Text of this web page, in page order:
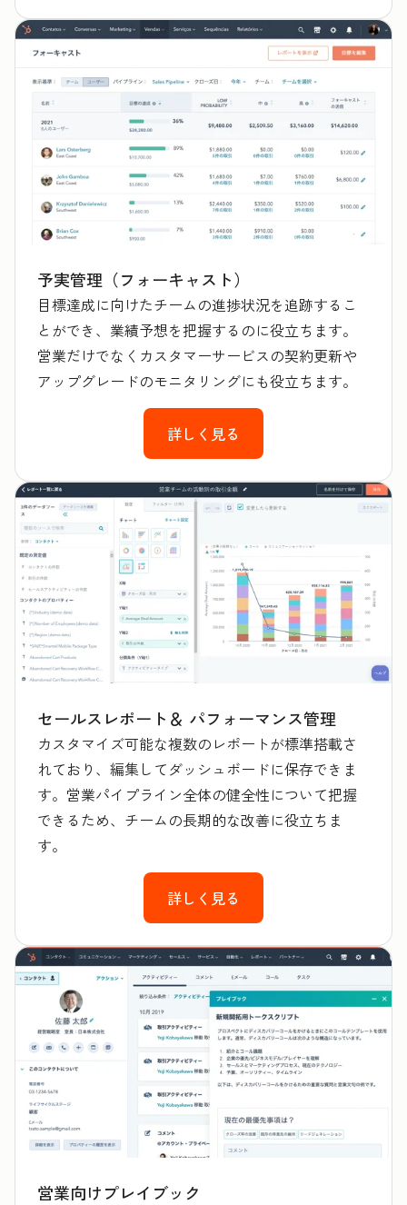
予実管理（フォーキャスト）
目標達成に向けたチームの進捗状況を追跡するこ
とができ、業績予想を把握するのに役立ちます。
営業だけでなくカスタマーサービスの契約更新や
アップグレードのモニタリングにも役立ちます。
詳しく見る
セールスレポート＆ パフォーマンス管理
カスタマイズ可能な複数のレポートが標準搭載さ
れており、編集してダッシュボードに保存できま
す。営業パイプライン全体の健全性について把握
できるため、チームの長期的な改善に役立ちま
す。
詳しく見る
営業向けプレイブック